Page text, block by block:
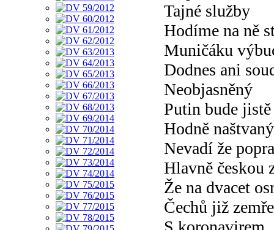
Tajné služby
Hodíme na ně
Muničáku
Dodnes ani
Neobjasněný
Putin bude jistě
Hodně naštvaný
Nevadí že
Hlavně českou
Že na dvacet
Čechů již